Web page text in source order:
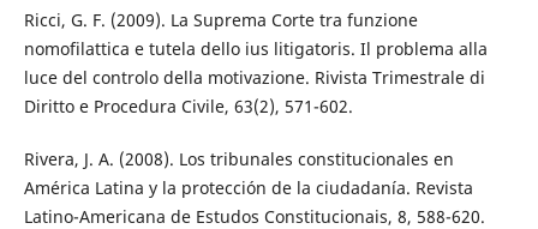
Ricci, G. F. (2009). La Suprema Corte tra funzione
nomofilattica e tutela dello ius litigatoris. Il problema alla
luce del controlo della motivazione. Rivista Trimestrale di
Diritto e Procedura Civile, 63(2), 571-602.
Rivera, J. A. (2008). Los tribunales constitucionales en
América Latina y la protección de la ciudadanía. Revista
Latino-Americana de Estudos Constitucionais, 8, 588-620.